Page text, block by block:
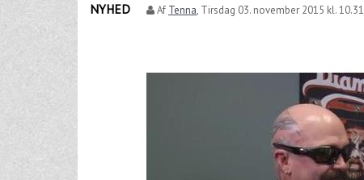
NYHED Af Tenna, Tirsdag 03. november 2015 kl. 10.31